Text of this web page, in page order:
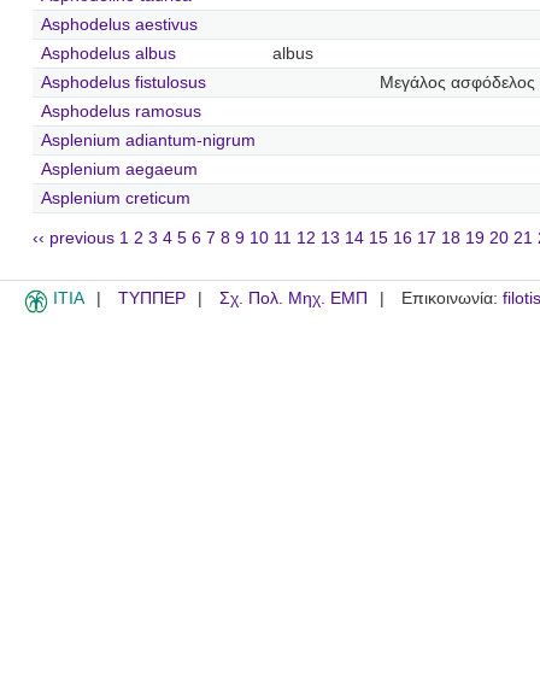
Asphodelus aestivus
Asphodelus albus
albus
Asphodelus fistulosus
Μεγάλος ασφόδελος
Asphodelus ramosus
Asplenium adiantum-nigrum
Asplenium aegaeum
Asplenium creticum
‹‹ previous 1 2 3 4 5 6 7 8 9 10 11 12 13 14 15 16 17 18 19 20 21
ITIA ΤΥΠΠΕΡ Σχ. Πολ. Μηχ. ΕΜΠ Επικοινωνία: